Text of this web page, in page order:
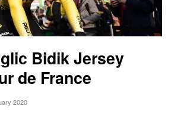
Bidik Jersey
de France
2020